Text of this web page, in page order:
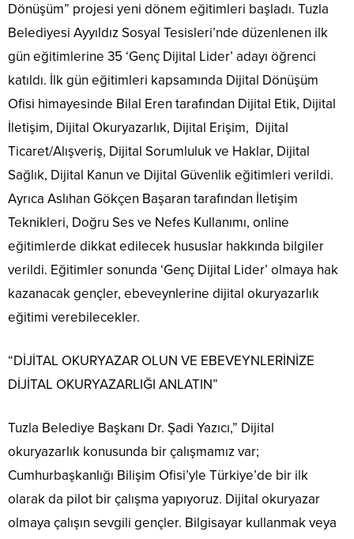
Dönüşüm” projesi yeni dönem eğitimleri başladı. Tuzla
Belediyesi Ayyıldız Sosyal Tesisleri’nde düzenlenen ilk
gün eğitimlerine 35 ‘Genç Dijital Lider’ adayı öğrenci
katıldı. İlk gün eğitimleri kapsamında Dijital Dönüşüm
Ofisi himayesinde Bilal Eren tarafından Dijital Etik, Dijital
İletişim, Dijital Okuryazarlık, Dijital Erişim, Dijital
Ticaret/Alışveriş, Dijital Sorumluluk ve Haklar, Dijital
Sağlık, Dijital Kanun ve Dijital Güvenlik eğitimleri verildi.
Ayrıca Aslıhan Gökçen Başaran tarafından İletişim
Teknikleri, Doğru Ses ve Nefes Kullanımı, online
eğitimlerde dikkat edilecek hususlar hakkında bilgiler
verildi. Eğitimler sonunda ‘Genç Dijital Lider’ olmaya hak
kazanacak gençler, ebeveynlerine dijital okuryazarlık
eğitimi verebilecekler.
“DİJİTAL OKURYAZAR OLUN VE EBEVEYNLERİNİZE
DİJİTAL OKURYAZARLIĞI ANLATIN”
Tuzla Belediye Başkanı Dr. Şadi Yazıcı,” Dijital
okuryazarlık konusunda bir çalışmamız var;
Cumhurbaşkanlığı Bilişim Ofisi’yle Türkiye’de bir ilk
olarak da pilot bir çalışma yapıyoruz. Dijital okuryazar
olmaya çalışın sevgili gençler. Bilgisayar kullanmak veya